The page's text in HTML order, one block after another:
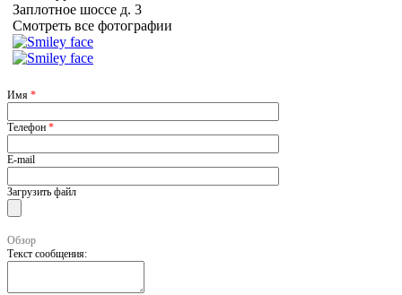
Заплотное шоссе д. 3
Смотреть все фотографии
Имя *
Телефон *
E-mail
Загрузить файл
Обзор
Текст сообщения: